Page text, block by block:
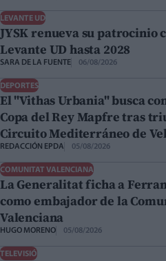
LEVANTE UD
JYSK renueva su patrocinio
Levante UD hasta 2028
SARA DE LA FUENTE 06/08/2026
DEPORTES
El "Vithas Urbania" busca
Copa del Rey Mapfre tras
Circuito Mediterráneo de
REDACCIÓN EPDA 05/08/2026
COMUNITAT VALENCIANA
La Generalitat ficha a
como embajador de la
Valenciana
HUGO MORENO 05/08/2026
TELEVISIÓ